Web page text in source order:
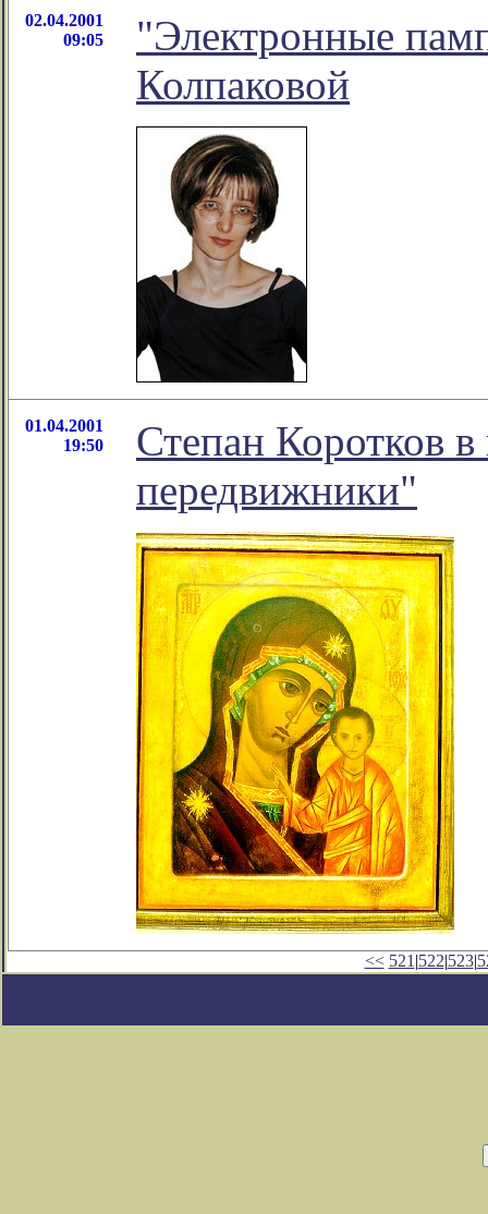
02.04.2001
09:05
"Электронные
Колпаковой
01.04.2001
19:50
Степан Коротков
передвижники"
<< 521 |522|523|